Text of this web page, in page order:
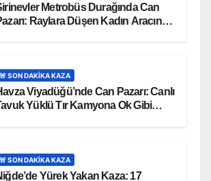
Metrobüs Durağında Can
Raylara Düşen Kadın Aracın
🚨 SON DAKİKA KAZA
Viyadüğü’nde Can Pazarı: Canlı
Yüklü Tır Kamyona Ok Gibi
🚨 SON DAKİKA KAZA
Yürek Yakan Kaza: 17